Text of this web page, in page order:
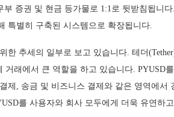
증권 및 현금 등가물로 1:1로 뒷받침됩니
특별히 구축된 시스템으로 확장됩니다.
한 추세의 일부로 보고 있습니다. 테더
거래에서 큰 역할을 하고 있습니다. PYUSD
제, 송금 및 비즈니스 결제와 같은 영역에서
를 사용자와 회사 모두에게 더욱 유연하